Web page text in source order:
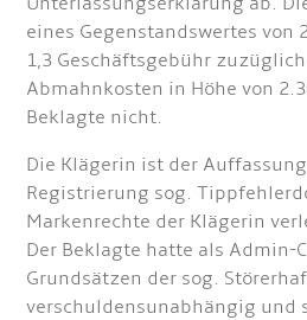
eines Gegenstandswertes von
1,3 Geschäftsgebühr
Abmahnkosten in Höhe von
Beklagte nicht.
Die Klägerin ist der
Registrierung sog.
Markenrechte der Klägerin
Der Beklagte hatte als Admin-
Grundsätzen der sog.
verschuldensunabhängig und